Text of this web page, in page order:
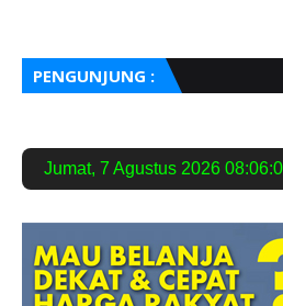
PENGUNJUNG :
Jumat, 7 Agustus 2026